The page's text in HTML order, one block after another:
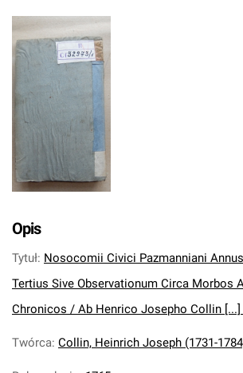
Opis
Tytuł: Nosocomii Civici Pazmanniani
Tertius Sive Observationum Circa Morbos
Chronicos / Ab Henrico Josepho Collin [...]
Twórca: Collin, Heinrich Joseph (1731-